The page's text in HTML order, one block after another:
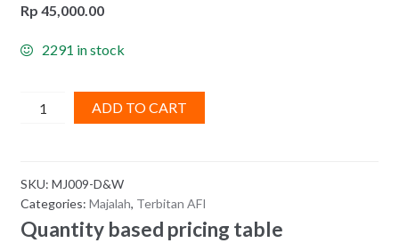
Rp 45,000.00
2291 in stock
Majalah
quantity
ADD TO CART
SKU: MJ009-D&W
Categories: Majalah, Terbitan AFI
Quantity based pricing table